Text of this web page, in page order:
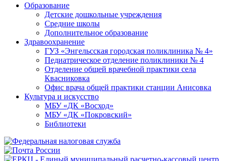
Образование
Детские дошкольные учреждения
Средние школы
Дополнительное образование
Здравоохранение
ГУЗ «Энгельсская городская поликлиника № 4»
Педиатрическое отделение поликлиники № 4
Отделение общей врачебной практики села
Квасниковка
Офис врача общей практики станции Анисовка
Культура и искусство
МБУ «ДК «Восход»
МБУ «ДК «Покровский»
Библиотеки